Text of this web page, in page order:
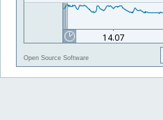
Open Source Software